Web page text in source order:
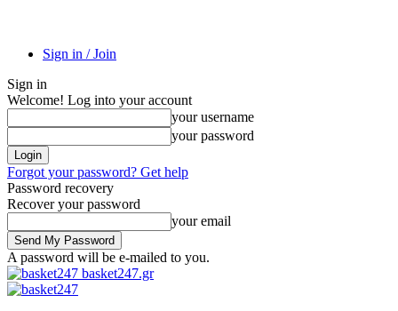
Sign in / Join
Sign in
Welcome! Log into your account
your username
your password
Forgot your password? Get help
Password recovery
Recover your password
your email
A password will be e-mailed to you.
basket247.gr